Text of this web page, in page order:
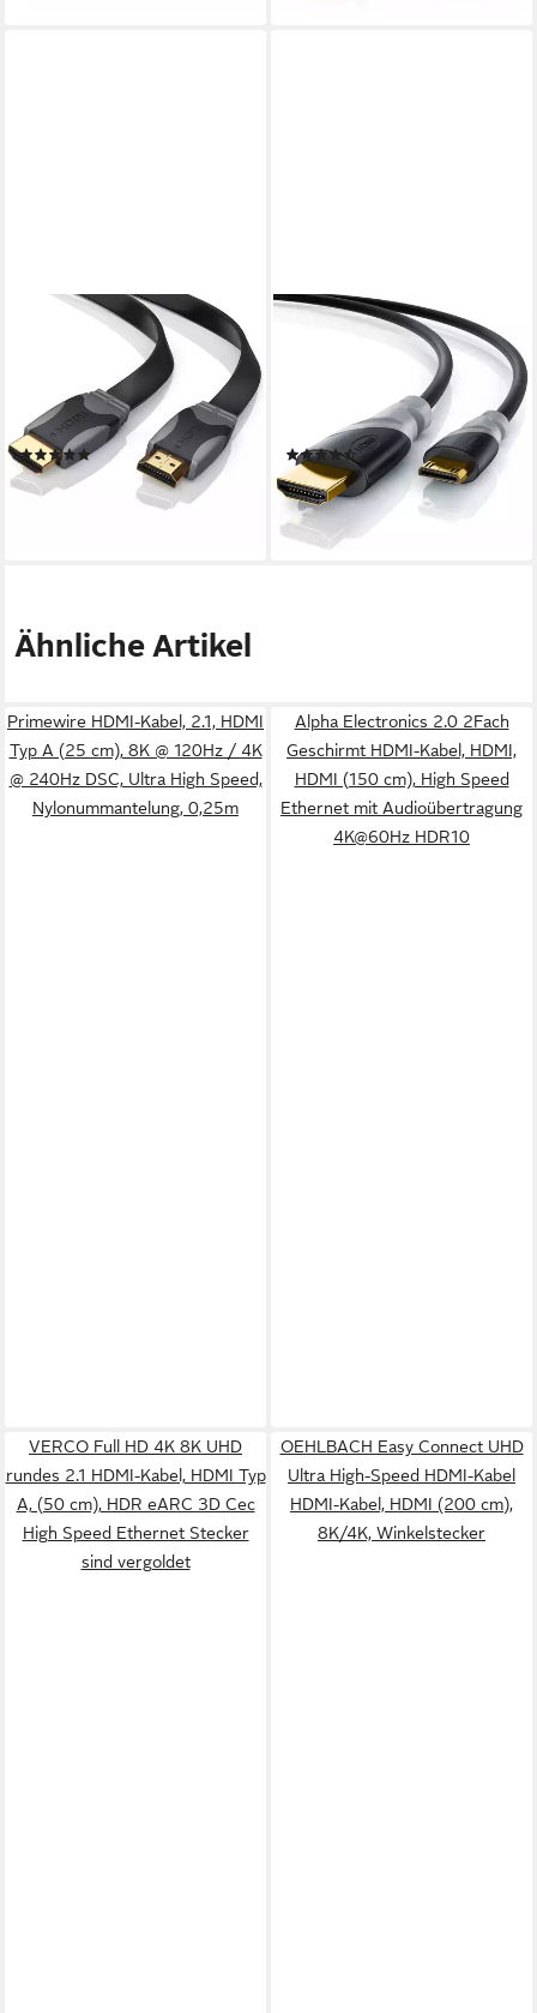
HDMI-Kabel, 1.4a, HDMI Typ A
(500 cm), Full HD Flachband-
Kabel 1920x1080p 60Hz, 3D,
Ethernet, ARC, flach, 5m
(15)
8,95 € UVP 13,99 €
HDMI-Kabel, 2.0, HDMI Typ C
(Mini), HDMI Typ A (300 cm),
Ultra HD, UHD, 2160p, 4k bei
30 Hz, 1080p, 3D, Ethernet -
3m
(31)
ab 9,95 € UVP15,99 €
-38%
lieferbar - in 2-3 Werktagen bei dir
Ähnliche Artikel
Primewire HDMI-Kabel, 2.1, HDMI
Typ A (25 cm), 8K @ 120Hz / 4K
@ 240Hz DSC, Ultra High Speed,
Nylonummantelung, 0,25m
Alpha Electronics 2.0 2Fach
Geschirmt HDMI-Kabel, HDMI,
HDMI (150 cm), High Speed
Ethernet mit Audioübertragung
4K@60Hz HDR10
VERCO Full HD 4K 8K UHD
rundes 2.1 HDMI-Kabel, HDMI Typ
A, (50 cm), HDR eARC 3D Cec
High Speed Ethernet Stecker
sind vergoldet
OEHLBACH Easy Connect UHD
Ultra High-Speed HDMI-Kabel
HDMI-Kabel, HDMI (200 cm),
8K/4K, Winkelstecker